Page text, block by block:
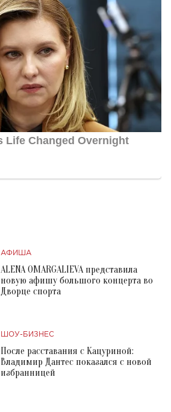
АФИША
ALENA OMARGALIEVA представила
новую афишу большого концерта во
Дворце спорта
ШОУ-БИЗНЕС
После расставания с Кацуриной:
Владимир Дантес показался с новой
избранницей